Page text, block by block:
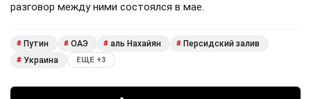
разговор между ними состоялся в мае.
# Путин # ОАЭ # аль Нахайян # Персидский залив
# Украина ЕЩЕ +3